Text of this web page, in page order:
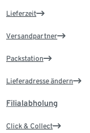
Lieferzeit
Versandpartner
Packstation
Lieferadresse ändern
Filialabholung
Click & Collect